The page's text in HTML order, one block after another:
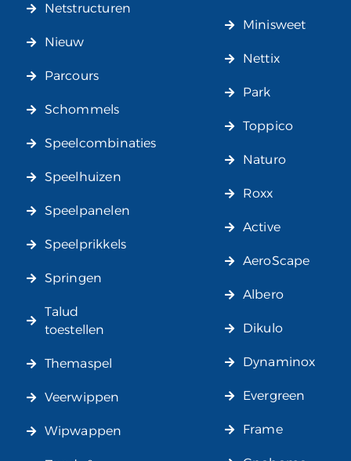
Netstructuren
Nieuw
Parcours
Schommels
Speelcombinaties
Speelhuizen
Speelpanelen
Speelprikkels
Springen
Talud
toestellen
Themaspel
Veerwippen
Wipwappen
Minisweet
Nettix
Park
Toppico
Naturo
Roxx
Active
AeroScape
Albero
Dikulo
Dynaminox
Evergreen
Frame